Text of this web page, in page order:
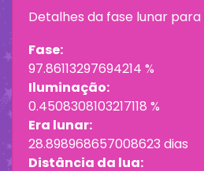
Detalhes da fase lunar para
Fase:
97.86113297694214 %
Iluminação:
0.4508308103217118 %
Era lunar:
28.898968657008623 dias
Distância da lua: